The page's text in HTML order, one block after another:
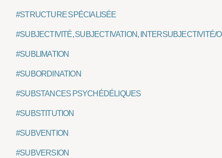
#STRUCTURE SPÉCIALISÉE
#SUBJECTIVITÉ, SUBJECTIVATION, INTERSUBJECTIVITÉ/
#SUBLIMATION
#SUBORDINATION
#SUBSTANCES PSYCHÉDÉLIQUES
#SUBSTITUTION
#SUBVENTION
#SUBVERSION